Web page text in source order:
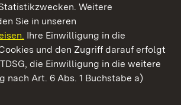
Weitere
Sie in unseren
Ihre Einwilligung in die
und den Zugriff darauf erfolgt
die Einwilligung in die weitere
nach Art. 6 Abs. 1 Buchstabe a)
und Gärten Baden-Württemberg